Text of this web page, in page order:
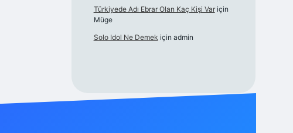
Türkiyede Adı Ebrar Olan Kaç Kişi Variçin
Müge
Solo Idol Ne Demek için admin